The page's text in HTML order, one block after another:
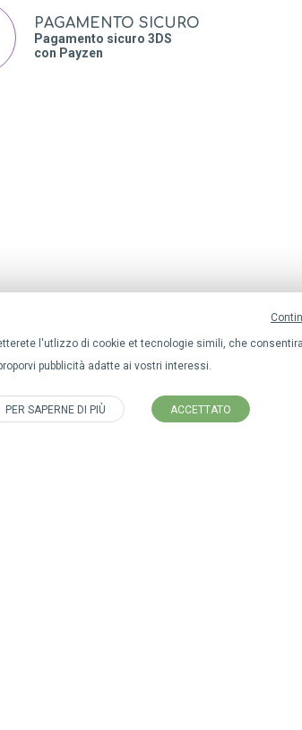
l'utlizzo di cookie et tecnologie simili, che
pubblicità adatte ai vostri interessi.
PER SAPERNE DI PIÙ ACCETTATO
PAGAMENTO SICURO
Pagamento sicuro 3DS
con Payzen
Mappa del sito
I nostri prodotti